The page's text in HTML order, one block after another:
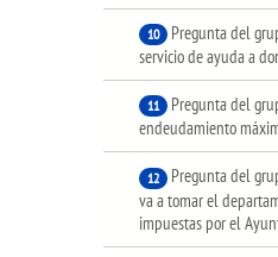
10
Pregunta del
servicio de ayuda a
11
Pregunta del
endeudamiento
12
Pregunta del
va a tomar el
impuestas por el